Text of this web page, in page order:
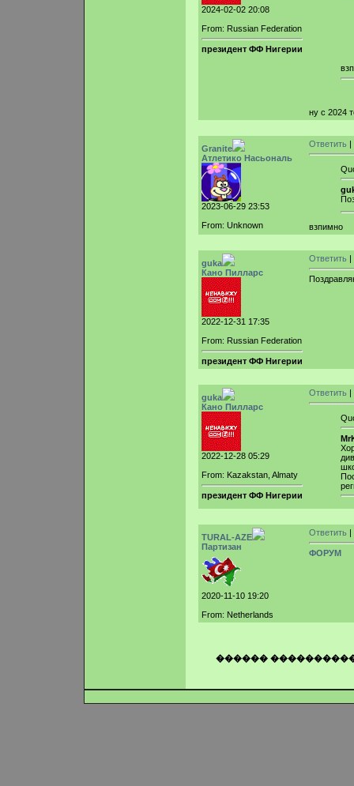
2024-02-02 20:08
From: Russian Federation
президент ФФ Нигерии
ну с 2024
Granite
Атлетико Насьональ
2023-06-29 23:53
From: Unknown
Ответить |
взпимно
guka
Кано Пилларс
2022-12-31 17:35
From: Russian Federation
президент ФФ Нигерии
Ответить |
guka
Кано Пилларс
2022-12-28 05:29
From: Kazakstan, Almaty
президент ФФ Нигерии
Ответить |
TURAL-AZE
Партизан
2020-11-10 19:20
From: Netherlands
Ответить |
ФОРУМ
������